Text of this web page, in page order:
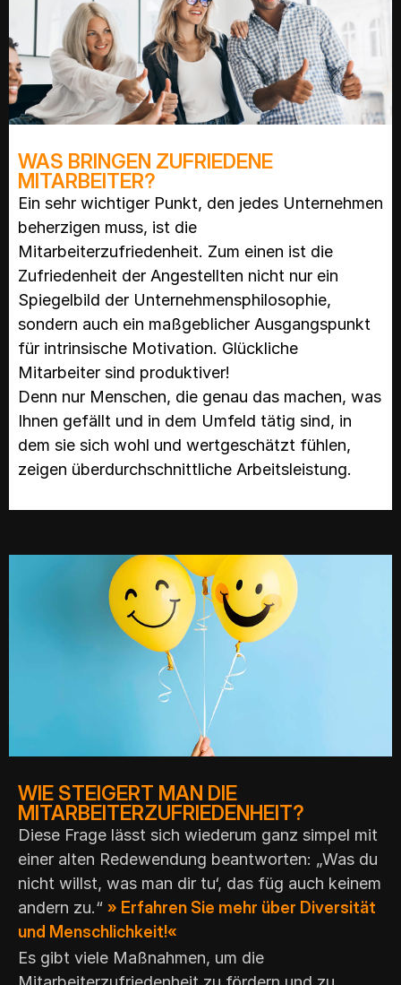
WAS BRINGEN ZUFRIEDENE
MITARBEITER?​
Ein sehr wichtiger Punkt, den jedes Unternehmen
beherzigen muss, ist die
Mitarbeiterzufriedenheit. Zum einen ist die
Zufriedenheit der Angestellten nicht nur ein
Spiegelbild der Unternehmensphilosophie,
sondern auch ein maßgeblicher Ausgangspunkt
für intrinsische Motivation. Glückliche
Mitarbeiter sind produktiver!
Denn nur Menschen, die genau das machen, was
Ihnen gefällt und in dem Umfeld tätig sind, in
dem sie sich wohl und wertgeschätzt fühlen,
zeigen überdurchschnittliche Arbeitsleistung.
WIE STEIGERT MAN DIE
MITARBEITERZUFRIEDENHEIT?
Diese Frage lässt sich wiederum ganz simpel mit
einer alten Redewendung beantworten: „Was du
nicht willst, was man dir tu‘, das füg auch keinem
andern zu.“ » Erfahren Sie mehr über Diversität
und Menschlichkeit!«
Es gibt viele Maßnahmen, um die